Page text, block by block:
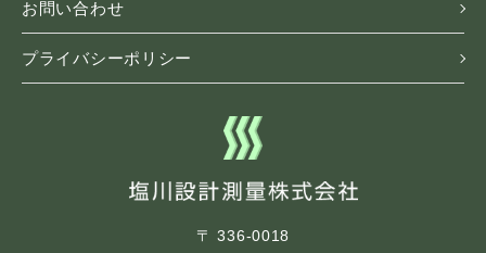
お問い合わせ
プライバシーポリシー
〒 336-0018